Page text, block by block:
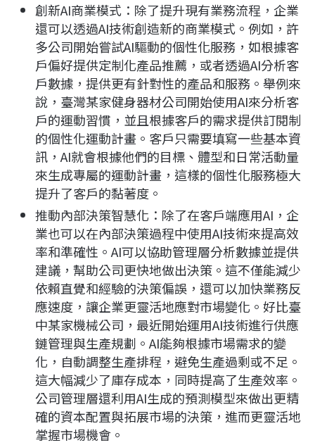
創新AI商業模式：除了提升現有業務流程，企業
還可以透過AI技術創造新的商業模式。例如，許
多公司開始嘗試AI驅動的個性化服務，如根據客
戶偏好提供定制化產品推薦，或者透過AI分析客
戶數據，提供更有針對性的產品和服務。舉例來
說，臺灣某家健身器材公司開始使用AI來分析客
戶的運動習慣，並且根據客戶的需求提供訂閱制
的個性化運動計畫。客戶只需要填寫一些基本資
訊，AI就會根據他們的目標、體型和日常活動量
來生成專屬的運動計畫，這樣的個性化服務極大
提升了客戶的黏著度。
推動內部決策智慧化：除了在客戶端應用AI，企
業也可以在內部決策過程中使用AI技術來提高效
率和準確性。AI可以協助管理層分析數據並提供
建議，幫助公司更快地做出決策。這不僅能減少
依賴直覺和經驗的決策偏誤，還可以加快業務反
應速度，讓企業更靈活地應對市場變化。好比臺
中某家機械公司，最近開始運用AI技術進行供應
鏈管理與生產規劃。AI能夠根據市場需求的變
化，自動調整生產排程，避免生產過剩或不足。
這大幅減少了庫存成本，同時提高了生產效率。
公司管理層還利用AI生成的預測模型來做出更精
確的資本配置與拓展市場的決策，進而更靈活地
掌握市場機會。